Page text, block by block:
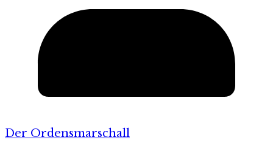
Der Ordensmarschall